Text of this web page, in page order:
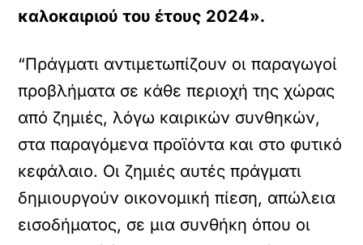
καλοκαιριού του έτους 2024».
“Πράγματι αντιμετωπίζουν οι παραγωγοί
προβλήματα σε κάθε περιοχή της χώρας
από ζημιές, λόγω καιρικών συνθηκών,
στα παραγόμενα προϊόντα και στο φυτικό
κεφάλαιο. Οι ζημιές αυτές πράγματι
δημιουργούν οικονομική πίεση, απώλεια
εισοδήματος, σε μια συνθήκη όπου οι